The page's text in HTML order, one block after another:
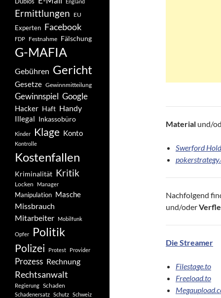
Material und/
Swerford
Nachfolgend
und/oder
Die Streamer
Filestage.to
Freeload.to
Ermittlungen EU
Experten Facebook
FDP Festnahme Fälschung
G-MAFIA
Gebühren Gericht
Gesetze Gewinnmitteilung
Gewinnspiel Google
Hacker Haft Handy
Illegal Inkassobüro
Kinder Klage Konto
Kontrolle
Kostenfallen
Kriminalität Kritik
Locken Manager
Manipulation Masche
Missbrauch
Mitarbeiter
Mobilfunk
Opfer Politik
Polizei Protest Provider
Prozess Rechnung
Rechtsanwalt
Regierung Schaden
Schadenersatz Schutz Schweiz